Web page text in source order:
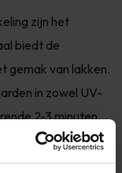
zijn het
biedt de
gemak van lakken.
in zowel UV-
2-3 minuten,
kunstnagels als